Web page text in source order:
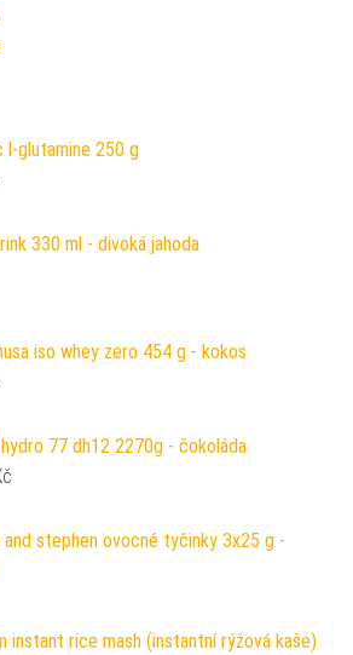
l-glutamine 250 g
330 ml - divoká jahoda
iso whey zero 454 g - kokos
77 dh12 2270g - čokoláda
and stephen ovocné tyčinky 3x25 g -
instant rice mash (instantní rýžová kaše)